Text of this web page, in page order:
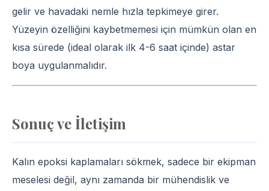
gelir ve havadaki nemle hızla tepkimeye girer.
Yüzeyin özelliğini kaybetmemesi için mümkün olan en
kısa sürede (ideal olarak ilk 4-6 saat içinde) astar
boya uygulanmalıdır.
Sonuç ve İletişim
Kalın epoksi kaplamaları sökmek, sadece bir ekipman
meselesi değil, aynı zamanda bir mühendislik ve